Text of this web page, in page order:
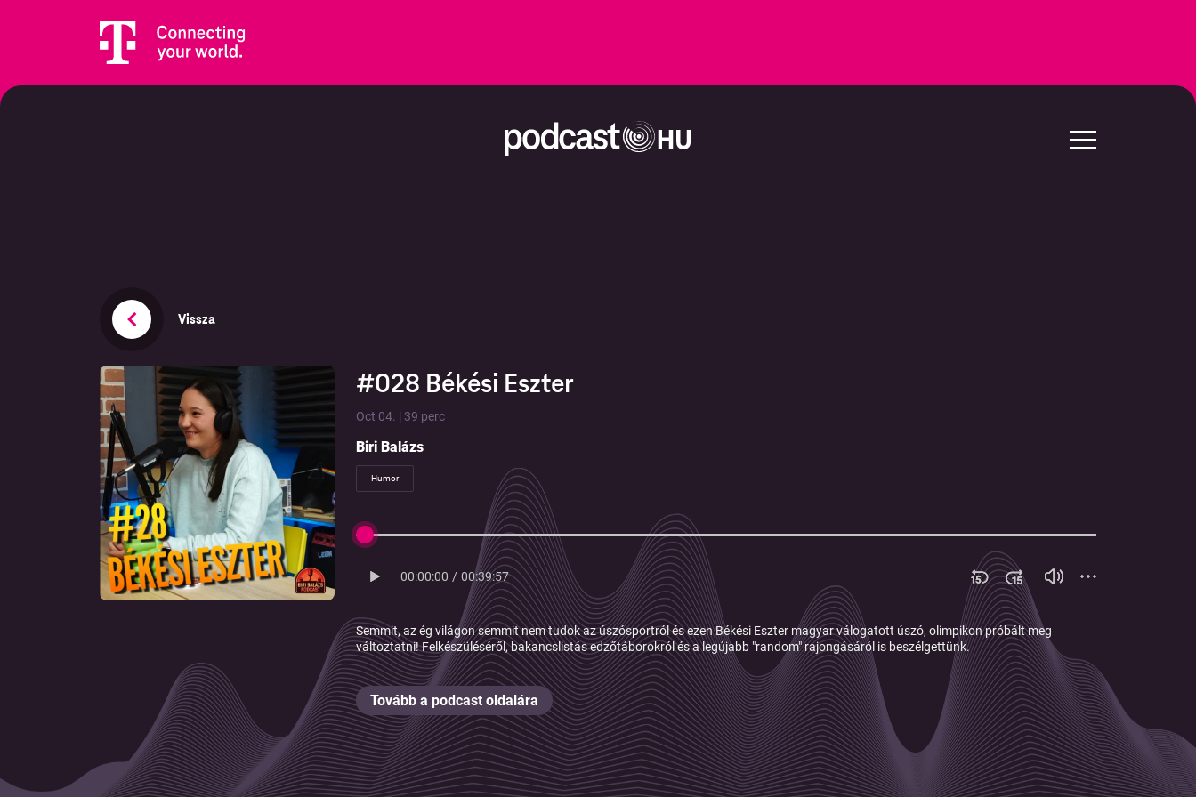
Vissza
#028 Békési Eszter
Oct 04. | 39 perc
Biri Balázs
Humor
00:00:00 / 00:39:57
Semmit, az ég világon semmit nem tudok az úszósportról és ezen Békési Eszter magyar válogatott úszó, olimpikon próbált meg
változtatni! Felkészüléséről, bakancslistás edzőtáborokról és a legújabb "random" rajongásáról is beszélgettünk.
Tovább a podcast oldalára